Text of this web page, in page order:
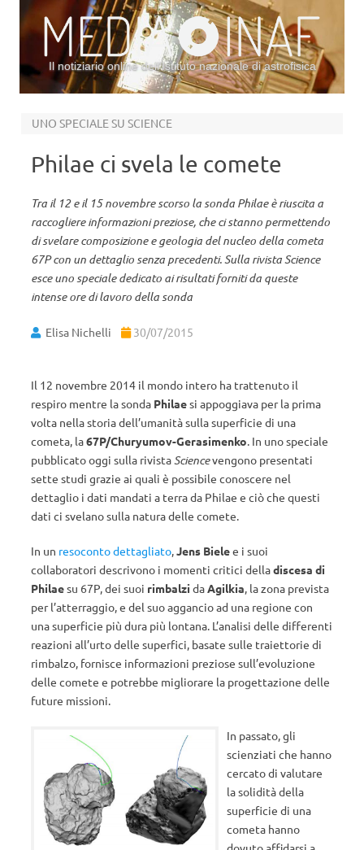
Il notiziario online dell’Istituto nazionale di astrofisica
UNO SPECIALE SU SCIENCE
Philae ci svela le comete
Tra il 12 e il 15 novembre scorso la sonda Philae è riuscita a
raccogliere informazioni preziose, che ci stanno permettendo
di svelare composizione e geologia del nucleo della cometa
67P con un dettaglio senza precedenti. Sulla rivista Science
esce uno speciale dedicato ai risultati forniti da queste
intense ore di lavoro della sonda
Elisa Nichelli 30/07/2015
Il 12 novembre 2014 il mondo intero ha trattenuto il
respiro mentre la sonda Philaesi appoggiava per la prima
volta nella storia dell’umanità sulla superficie di una
cometa, la67P/Churyumov-Gerasimenko. In uno speciale
pubblicato oggi sulla rivistaSciencevengono presentati
sette studi grazie ai quali è possibile conoscere nel
dettaglio i dati mandati a terra da Philae e ciò che questi
dati ci svelano sulla natura delle comete.
In un resoconto dettagliato,Jens Bielee i suoi
collaboratori descrivono i momenti critici delladiscesa di
Philaesu 67P, dei suoi rimbalzi daAgilkia, la zona prevista
per l’atterraggio, e del suo aggancio ad una regione con
una superficie più dura più lontana. L’analisi delle differenti
reazioni all’urto delle superfici, basate sulle traiettorie di
rimbalzo, fornisce informazioni preziose sull’evoluzione
delle comete e potrebbe migliorare la progettazione delle
future missioni.
In passato, gli
scienziati che hanno
cercato di valutare
la solidità della
superficie di una
cometa hanno